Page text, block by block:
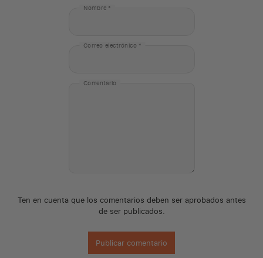
Nombre *
Correo electrónico *
Comentario
Ten en cuenta que los comentarios deben ser aprobados antes
de ser publicados.